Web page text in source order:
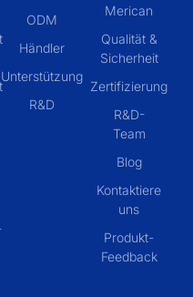
ODM
Händler
Unterstützung
R&D
Merican
Qualität &
Sicherheit
Zertifizierung
R&D-
Team
Blog
Kontaktiere
uns
Produkt-
Feedback